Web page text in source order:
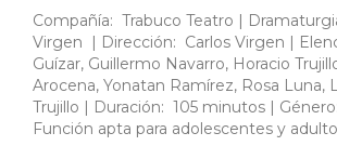
Compañía: Trabuco Teatro |
Virgen | Dirección: Carlos Virgen |
Guízar, Guillermo Navarro, Horacio
Arocena, Yonatan Ramírez, Rosa Luna,
Trujillo | Duración: 105 minutos |
Función apta para adolescentes y